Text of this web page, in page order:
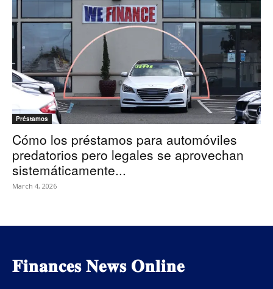
Préstamos
Cómo los préstamos para automóviles
predatorios pero legales se aprovechan
sistemáticamente...
March 4, 2026
𝐅𝐢𝐧𝐚𝐧𝐜𝐞𝐬 𝐍𝐞𝐰𝐬 𝐎𝐧𝐥𝐢𝐧𝐞